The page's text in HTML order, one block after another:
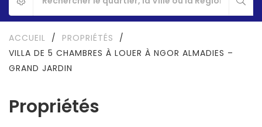
Propriétés
ACCUEIL / PROPRIÉTÉS
/
VILLA DE 5 CHAMBRES À LOUER À NGOR ALMADIES –
GRAND JARDIN